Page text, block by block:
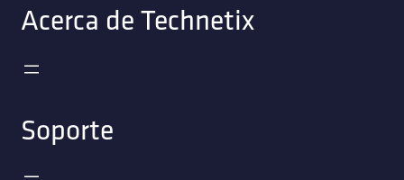
Acerca de Technetix
Soporte